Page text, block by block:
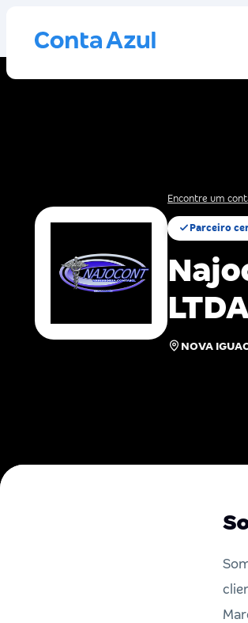
Encontre um
Parceiro
NOVA